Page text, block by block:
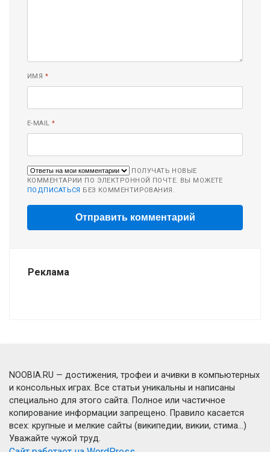
ИМЯ *
E-MAIL*
ПОЛУЧАТЬ НОВЫЕ
КОММЕНТАРИИ ПО ЭЛЕКТРОННОЙ ПОЧТЕ. ВЫ МОЖЕТЕ
ПОДПИСАТЬСЯ БЕЗ КОММЕНТИРОВАНИЯ.
Реклама
NOOBIA.RU — достижения, трофеи и ачивки в компьютерных
и консольных играх. Все статьи уникальны и написаны
специально для этого сайта. Полное или частичное
копирование информации запрещено. Правило касается
всех: крупные и мелкие сайты (википедии, викии, стима...)
Уважайте чужой труд.